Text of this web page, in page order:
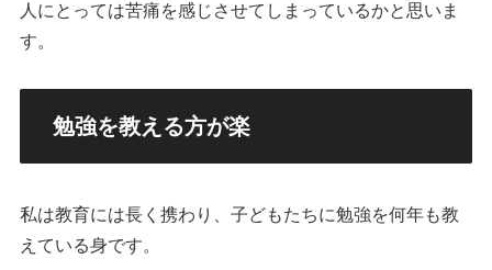
人にとっては苦痛を感じさせてしまっているかと思いま
す。
勉強を教える方が楽
私は教育には長く携わり、子どもたちに勉強を何年も教
えている身です。